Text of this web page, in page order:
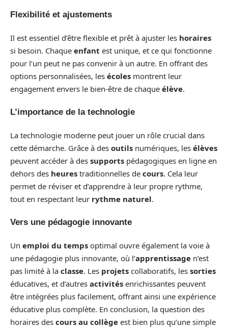
Flexibilité et ajustements
Il est essentiel d’être flexible et prêt à ajuster les horaires
si besoin. Chaque enfant est unique, et ce qui fonctionne
pour l’un peut ne pas convenir à un autre. En offrant des
options personnalisées, les écoles montrent leur
engagement envers le bien-être de chaque élève.
L’importance de la technologie
La technologie moderne peut jouer un rôle crucial dans
cette démarche. Grâce à des outils numériques, les élèves
peuvent accéder à des supports pédagogiques en ligne en
dehors des heures traditionnelles de cours. Cela leur
permet de réviser et d’apprendre à leur propre rythme,
tout en respectant leur rythme naturel.
Vers une pédagogie innovante
Un emploi du temps optimal ouvre également la voie à
une pédagogie plus innovante, où l’apprentissage n’est
pas limité à la classe. Les projets collaboratifs, les sorties
éducatives, et d’autres activités enrichissantes peuvent
être intégrées plus facilement, offrant ainsi une expérience
éducative plus complète. En conclusion, la question des
horaires des cours au collège est bien plus qu’une simple